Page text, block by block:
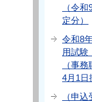
（令
定分）
令和8
用試験
（事
4月1日
（申